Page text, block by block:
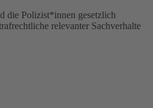
die Polizist*innen gesetzlich
relevanter Sachverhalte